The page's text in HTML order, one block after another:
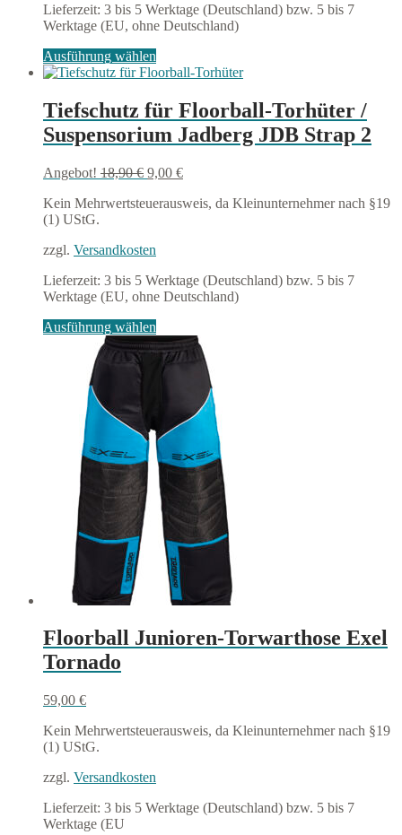
Lieferzeit: 3 bis 5 Werktage (Deutschland) bzw. 5 bis 7
Werktage (EU, ohne Deutschland)
Ausführung wählen
Produkt
mehrere
Varianten
auf.
Optionen
können
auf
Tiefschutz für Floorball-Torhüter /
Suspensorium Jadberg JDB Strap 2
Angebot! 18,90€ Ursprünglicher
war:
9,00 €Aktueller
ist:
Kein Mehrwertsteuerausweis, da Kleinunternehmer nach §19
(1) UStG.
zzgl. Versandkosten
Lieferzeit: 3 bis 5 Werktage (Deutschland) bzw. 5 bis 7
Werktage (EU, ohne Deutschland)
Ausführung wählen
Produkt
weist
mehrere
Varianten
Die
Optionen
können
auf
der
Produktseite
gewählt
werden
Floorball Junioren-Torwarthose Exel
Tornado
59,00 €
Kein Mehrwertsteuerausweis, da Kleinunternehmer nach §19
(1) UStG.
zzgl. Versandkosten
Lieferzeit: 3 bis 5 Werktage (Deutschland) bzw. 5 bis 7
Werktage (EU